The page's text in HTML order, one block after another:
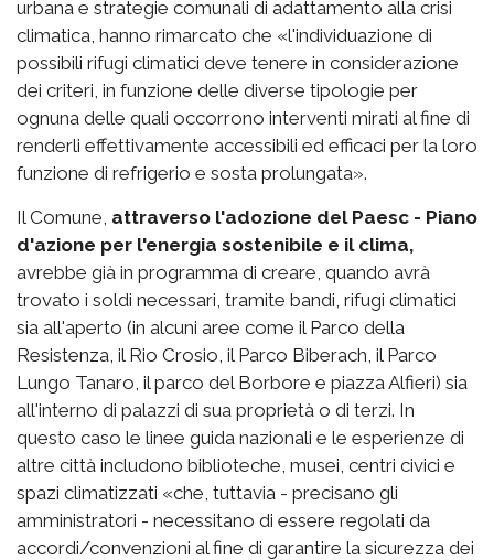
urbana e strategie comunali di adattamento alla crisi
climatica, hanno rimarcato che «l'individuazione di
possibili rifugi climatici deve tenere in considerazione
dei criteri, in funzione delle diverse tipologie per
ognuna delle quali occorrono interventi mirati al fine di
renderli effettivamente accessibili ed efficaci per la loro
funzione di refrigerio e sosta prolungata».
Il Comune, attraverso l'adozione del Paesc - Piano
d'azione per l'energia sostenibile e il clima,
avrebbe già in programma di creare, quando avrà
trovato i soldi necessari, tramite bandi, rifugi climatici
sia all'aperto (in alcuni aree come il Parco della
Resistenza, il Rio Crosio, il Parco Biberach, il Parco
Lungo Tanaro, il parco del Borbore e piazza Alfieri) sia
all'interno di palazzi di sua proprietà o di terzi. In
questo caso le linee guida nazionali e le esperienze di
altre città includono biblioteche, musei, centri civici e
spazi climatizzati «che, tuttavia - precisano gli
amministratori - necessitano di essere regolati da
accordi/convenzioni al fine di garantire la sicurezza dei